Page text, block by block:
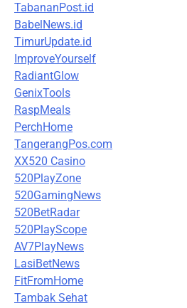
TabananPost.id
BabelNews.id
TimurUpdate.id
ImproveYourself
RadiantGlow
GenixTools
RaspMeals
PerchHome
TangerangPos.com
XX520 Casino
520PlayZone
520GamingNews
520BetRadar
520PlayScope
AV7PlayNews
LasiBetNews
FitFromHome
Tambak Sehat